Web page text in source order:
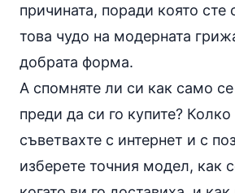
причината, поради която сте
това чудо на модерната
добрата форма.
А спомняте ли си как само
преди да си го купите?
съветвахте с интернет и с
изберете точния модел, как